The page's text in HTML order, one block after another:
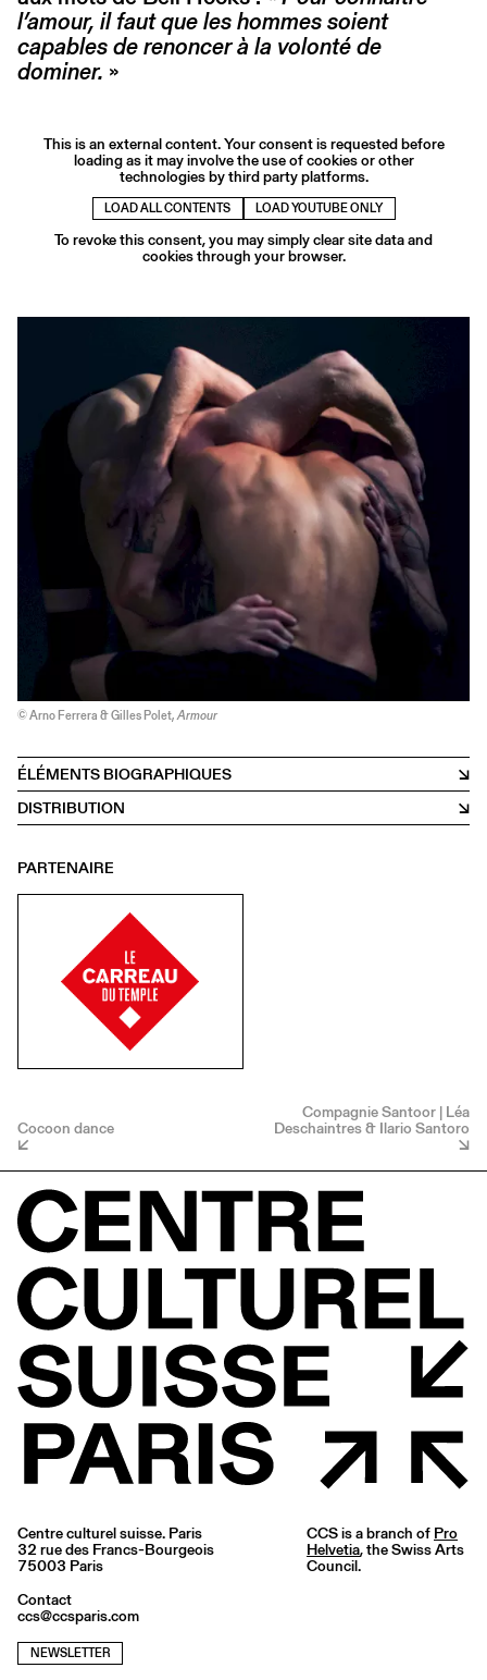
l’amour, il faut que les hommes soient
capables de renoncer à la volonté de
dominer. »
This is an external content. Your consent is requested before
loading as it may involve the use of cookies or other
technologies by third party platforms.
LOAD ALL CONTENTS LOAD YOUTUBE ONLY
To revoke this consent, you may simply clear site data and
cookies through your browser.
© Arno Ferrera & Gilles Polet,Armour
ÉLÉMENTS BIOGRAPHIQUES
DISTRIBUTION
PARTENAIRE
Cocoon dance
Compagnie Santoor | Léa
Deschaintres & Ilario Santoro
Centre culturel suisse. Paris
32 rue des Francs-Bourgeois
75003 Paris
Contact
ccs@ccsparis.com
NEWSLETTER
CCS is a branch of Pro
Helvetia, the Swiss Arts
Council.